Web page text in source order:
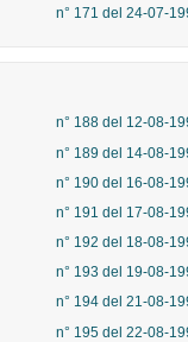
n° 171 del 24-07-
n° 188 del 12-08-
n° 189 del 14-08-
n° 190 del 16-08-
n° 191 del 17-08-
n° 192 del 18-08-
n° 193 del 19-08-
n° 194 del 21-08-
n° 195 del 22-08-